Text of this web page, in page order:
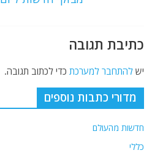
k
כתיבת תגובה
ישלהתחבר למערכת כדי לכתוב תגובה.
מדורי כתבות נוספים
חדשות מהעולם
כללי